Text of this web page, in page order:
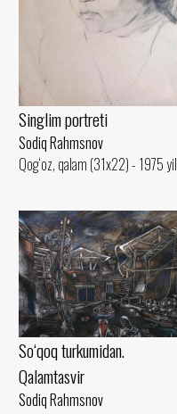
Singlim portreti
Sodiq Rahmsnov
Qog‘oz, qalam (31x22) - 1975 yil
So‘qoq turkumidan.
Qalamtasvir
Sodiq Rahmsnov